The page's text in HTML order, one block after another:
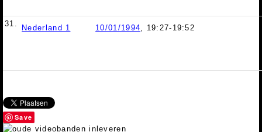
31. Nederland 1 10/01/1994, 19:27-19:52
Save